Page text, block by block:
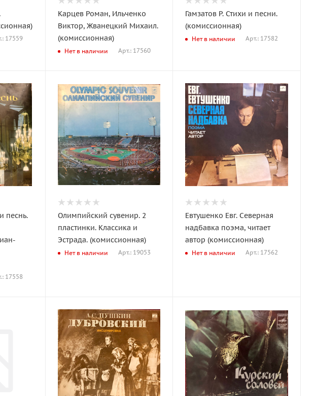
17559
Карцев Роман, Ильченко
Виктор, Жванецкий Михаил.
(комиссионная)
Нет в наличии Арт.: 17560
Гамзатов Р. Стихи и песни.
(комиссионная)
Нет в наличии Арт.: 17582
песнь.
17558
Олимпийский сувенир. 2
пластинки. Классика и
Эстрада. (комиссионная)
Нет в наличии Арт.: 19053
Евтушенко Евг. Северная
надбавка поэма, читает
автор (комиссионная)
Нет в наличии Арт.: 17562